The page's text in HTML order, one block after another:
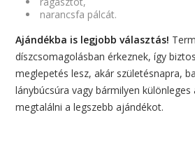
narancsfa pálcát.
Ajándékba is legjobb választás!
díszcsomagolásban érkeznek, így
meglepetés lesz, akár születésnapra,
lánybúcsúra vagy bármilyen
megtalálni a legszebb ajándékot.